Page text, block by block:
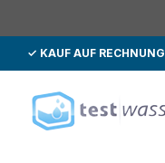
Zur
✓ KAUF AUF RECHNUNG